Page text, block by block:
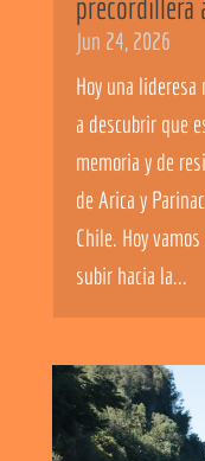
precordillera
Jun 24, 2026
Hoy una
a descubrir que
memoria y de
de Arica y
Chile. Hoy
subir hacia la...